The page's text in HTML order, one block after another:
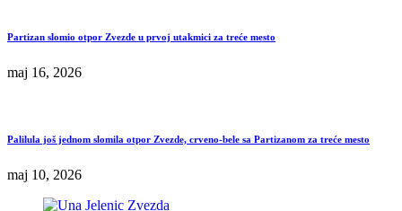
Partizan slomio otpor Zvezde u prvoj utakmici za treće mesto
maj 16, 2026
Palilula još jednom slomila otpor Zvezde, crveno-bele sa Partizanom za treće mesto
maj 10, 2026